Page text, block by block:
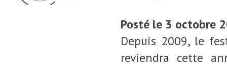
Posté le 3 octobre
Depuis 2009, le
reviendra cette